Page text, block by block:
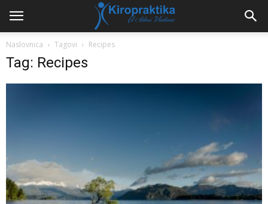
Naslovnica Tagovi Recipes
Tag: Recipes